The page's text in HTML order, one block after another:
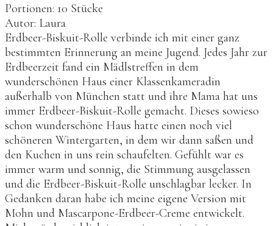
Portionen: 10 Stücke
Autor: Laura
Erdbeer-Biskuit-Rolle verbinde ich mit einer ganz
bestimmten Erinnerung an meine Jugend. Jedes Jahr zur
Erdbeerzeit fand ein Mädlstreffen in dem
wunderschönen Haus einer Klassenkameradin
außerhalb von München statt und ihre Mama hat uns
immer Erdbeer-Biskuit-Rolle gemacht. Dieses sowieso
schon wunderschöne Haus hatte einen noch viel
schöneren Wintergarten, in dem wir dann saßen und
den Kuchen in uns rein schaufelten. Gefühlt war es
immer warm und sonnig, die Stimmung ausgelassen
und die Erdbeer-Biskuit-Rolle unschlagbar lecker. In
Gedanken daran habe ich meine eigene Version mit
Mohn und Mascarpone-Erdbeer-Creme entwickelt.